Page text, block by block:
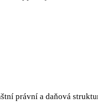
právní a daňová